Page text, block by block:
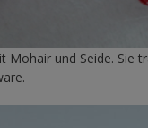
Mohair und Seide. Sie